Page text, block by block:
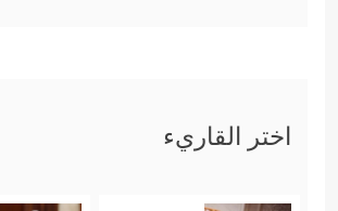
اختر القاريء